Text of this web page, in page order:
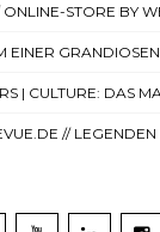
STORE BY
EINER
| CULTURE: DAS
// LEGENDEN